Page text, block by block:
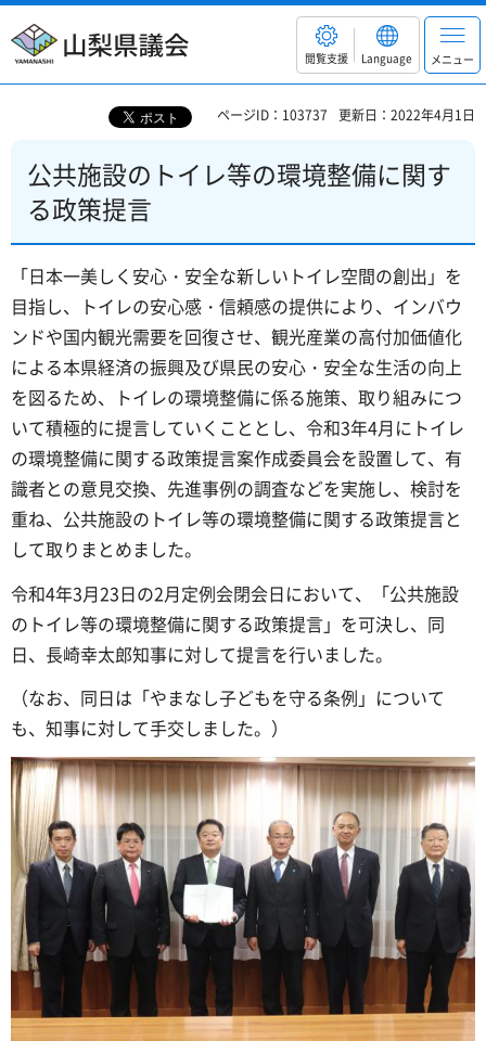
山梨県議会
閲覧支援 Language メニュー
ページID：103737 更新日：2022年4月1日
公共施設のトイレ等の環境整備に関す
る政策提言
「日本一美しく安心・安全な新しいトイレ空間の創出」を
目指し、トイレの安心感・信頼感の提供により、インバウ
ンドや国内観光需要を回復させ、観光産業の高付加価値化
による本県経済の振興及び県民の安心・安全な生活の向上
を図るため、トイレの環境整備に係る施策、取り組みにつ
いて積極的に提言していくこととし、令和3年4月にトイレ
の環境整備に関する政策提言案作成委員会を設置して、有
識者との意見交換、先進事例の調査などを実施し、検討を
重ね、公共施設のトイレ等の環境整備に関する政策提言と
して取りまとめました。
令和4年3月23日の2月定例会閉会日において、「公共施設
のトイレ等の環境整備に関する政策提言」を可決し、同
日、長崎幸太郎知事に対して提言を行いました。
（なお、同日は「やまなし子どもを守る条例」について
も、知事に対して手交しました。）